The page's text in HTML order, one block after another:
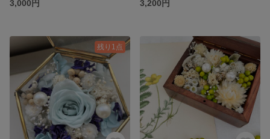
3,000円
3,200円
残り1点